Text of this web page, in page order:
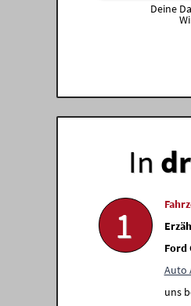
Deine
In
1
Ford
Auto
uns